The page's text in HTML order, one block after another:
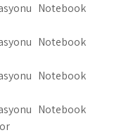
Notebook
Notebook
Notebook
Notebook